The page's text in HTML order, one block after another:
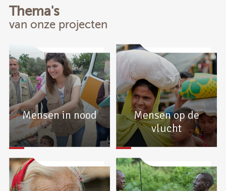
Thema's
van onze projecten
Mensen in nood
Mensen op de
vlucht